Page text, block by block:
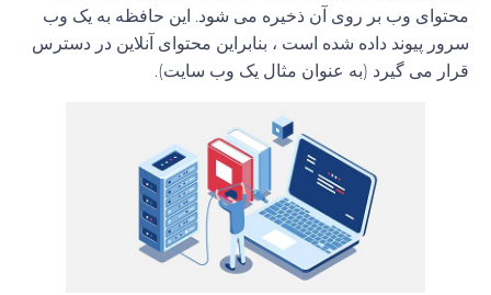
محتوای وب بر روی آن ذخیره می شود. این حافظه به یک وب
سرور پیوند داده شده است ، بنابراین محتوای آنلاین در دسترس
قرار می گیرد (به عنوان مثال یک وب سایت).